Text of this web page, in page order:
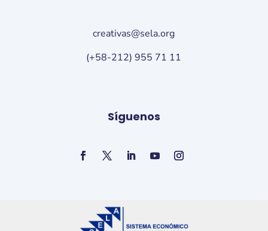
creativas@sela.org
(+58-212) 955 71 11
Síguenos